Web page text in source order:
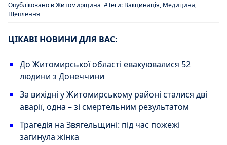
Опубліковано вЖитомирщина #Теги: Вакцинація, Медицина,
Щеплення
ЦІКАВІ НОВИНИ ДЛЯ ВАС:
До Житомирської області евакуювалися 52
людини з Донеччини
За вихідні у Житомирському районі сталися дві
аварії, одна – зі смертельним результатом
Трагедія на Звягельщині: під час пожежі
загинула жінка